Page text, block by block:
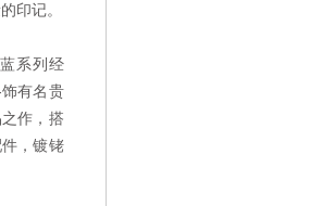
印记。
系列经
有名贵
作，搭
，镀铑